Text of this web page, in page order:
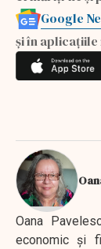
Google
și în
Oana
economic și